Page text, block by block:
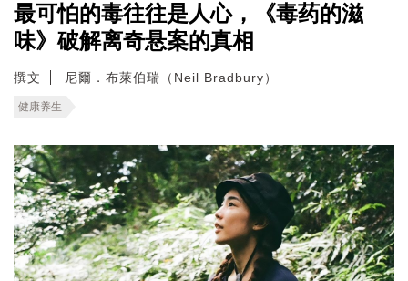
最可怕的毒往往是人心，《毒药的滋
味》破解离奇悬案的真相
撰文 尼爾．布萊伯瑞（Neil Bradbury）
健康养生